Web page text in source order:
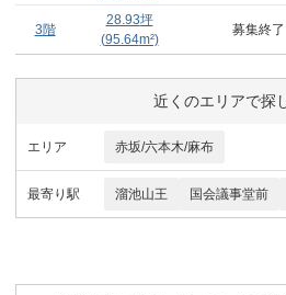
3階
28.93坪
(95.64m²)
募集終了
近くのエリアで探
エリア 赤坂/六本木/麻布
最寄り駅 溜池山王 国会議事堂前